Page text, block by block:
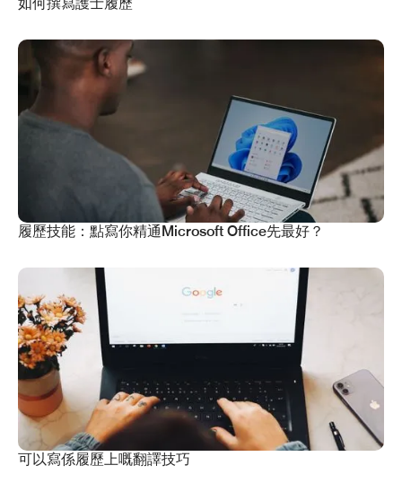
履歷技能：點寫你精通Microsoft Office先最好？
可以寫係履歷上嘅翻譯技巧